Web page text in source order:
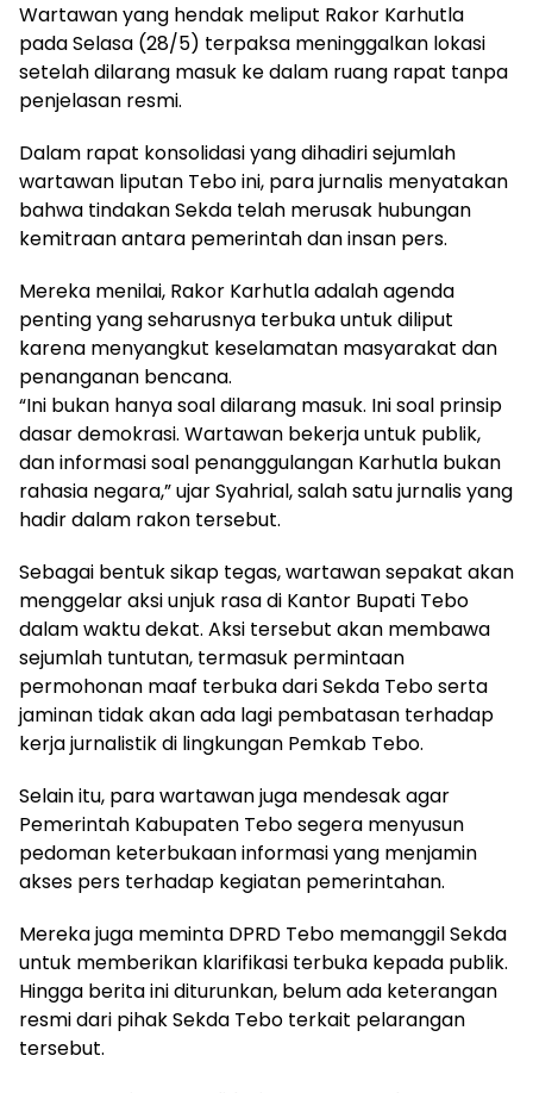
Wartawan yang hendak meliput Rakor Karhutla
pada Selasa (28/5) terpaksa meninggalkan lokasi
setelah dilarang masuk ke dalam ruang rapat tanpa
penjelasan resmi.
Dalam rapat konsolidasi yang dihadiri sejumlah
wartawan liputan Tebo ini, para jurnalis menyatakan
bahwa tindakan Sekda telah merusak hubungan
kemitraan antara pemerintah dan insan pers.
Mereka menilai, Rakor Karhutla adalah agenda
penting yang seharusnya terbuka untuk diliput
karena menyangkut keselamatan masyarakat dan
penanganan bencana.
“Ini bukan hanya soal dilarang masuk. Ini soal prinsip
dasar demokrasi. Wartawan bekerja untuk publik,
dan informasi soal penanggulangan Karhutla bukan
rahasia negara,” ujar Syahrial, salah satu jurnalis yang
hadir dalam rakon tersebut.
Sebagai bentuk sikap tegas, wartawan sepakat akan
menggelar aksi unjuk rasa di Kantor Bupati Tebo
dalam waktu dekat. Aksi tersebut akan membawa
sejumlah tuntutan, termasuk permintaan
permohonan maaf terbuka dari Sekda Tebo serta
jaminan tidak akan ada lagi pembatasan terhadap
kerja jurnalistik di lingkungan Pemkab Tebo.
Selain itu, para wartawan juga mendesak agar
Pemerintah Kabupaten Tebo segera menyusun
pedoman keterbukaan informasi yang menjamin
akses pers terhadap kegiatan pemerintahan.
Mereka juga meminta DPRD Tebo memanggil Sekda
untuk memberikan klarifikasi terbuka kepada publik.
Hingga berita ini diturunkan, belum ada keterangan
resmi dari pihak Sekda Tebo terkait pelarangan
tersebut.